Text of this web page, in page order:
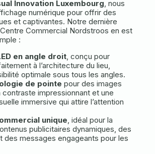
Innovation Luxembourg, nous
numérique pour offrir des
et captivantes. Notre dernière
Commercial Nordstroos en est
:
en angle droit, conçu pour
à l’architecture du lieu,
optimale sous tous les angles.
de pointe pour des images
contraste impressionnant et une
immersive qui attire l’attention
unique, idéal pour la
publicitaires dynamiques, des
des messages engageants pour les